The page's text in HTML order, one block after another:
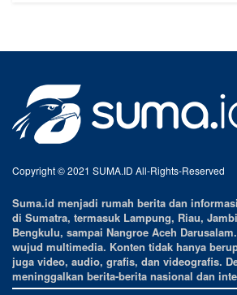
Copyright © 2021 SUMA.ID All-Rights-Reserved
Suma.id menjadi rumah berita dan
di Sumatra, termasuk Lampung, Riau,
Bengkulu, sampai Nangroe Aceh
wujud multimedia. Konten tidak hanya
juga video, audio, grafis, dan videografis.
meninggalkan berita-berita nasional dan